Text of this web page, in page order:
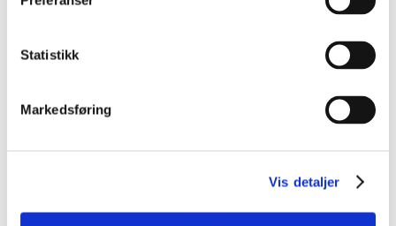
Statistikk
Markedsføring
Vis detaljer